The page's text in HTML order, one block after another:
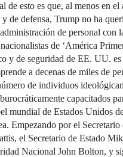
de esto es que, al menos en el
de defensa, Trump no ha
de personal con
de ‘América
y de seguridad de EE. UU. es
a decenas de miles de
de individuos
capacitados
mundial de Estados Unidos
Empezando por el Secretario
el Secretario de Estado
Nacional John Bolton, y